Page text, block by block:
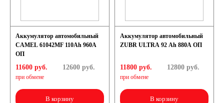
Аккумулятор автомобильный
CAMEL 61042MF 110Ah 960A
ОП
11600 руб.
при обмене
12600руб.
В корзину
Аккумулятор автомобильный
ZUBR ULTRA 92 Ah 880A ОП
11800 руб.
при обмене
12800руб.
В корзину